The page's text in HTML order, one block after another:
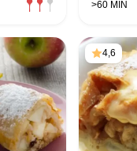
>60 MIN
4,6